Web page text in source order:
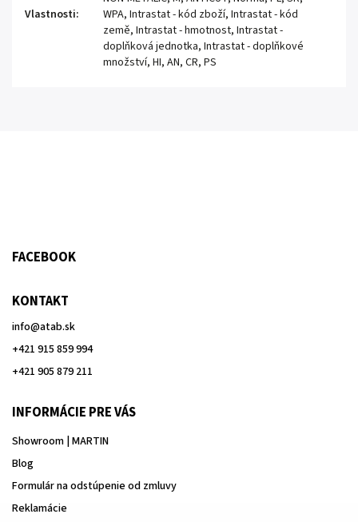
Vlastnosti:
WPA, Intrastat - kód zboží, Intrastat - kód
země, Intrastat - hmotnost, Intrastat -
doplňková jednotka, Intrastat - doplňkové
množství, HI, AN, CR, PS
FACEBOOK
KONTAKT
info@atab.sk
+421 915 859 994
+421 905 879 211
INFORMÁCIE PRE VÁS
Showroom | MARTIN
Blog
Formulár na odstúpenie od zmluvy
Reklamácie